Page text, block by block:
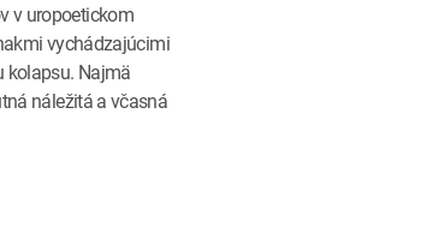
v uropoetickom
vychádzajúcimi
kolapsu. Najmä
náležitá a včasná